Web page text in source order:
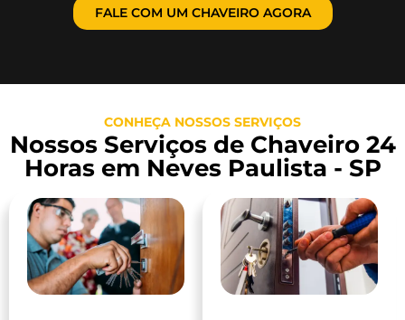
FALE COM UM CHAVEIRO AGORA
CONHEÇA NOSSOS SERVIÇOS
Nossos Serviços de Chaveiro 24
Horas em Neves Paulista - SP